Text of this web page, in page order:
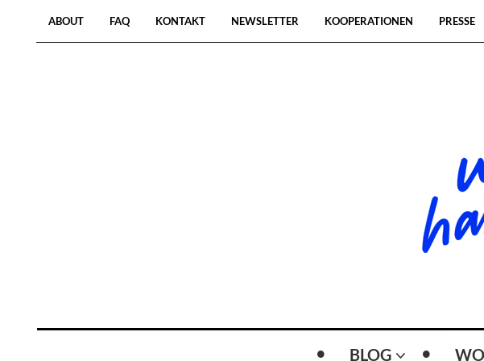
ABOUT FAQ KONTAKT NEWSLETTER KOOPERATIONEN PRESSE
BLOG